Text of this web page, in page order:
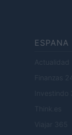
Actualidad
Finanzas
Investindo
Think.es
Viajar 365